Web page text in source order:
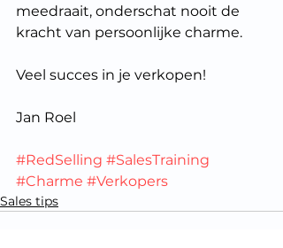
meedraait, onderschat nooit de
kracht van persoonlijke charme.
Veel succes in je verkopen!
Jan Roel
#RedSelling #SalesTraining
#Charme #Verkopers
Sales tips